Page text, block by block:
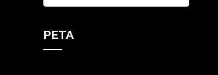
PETA